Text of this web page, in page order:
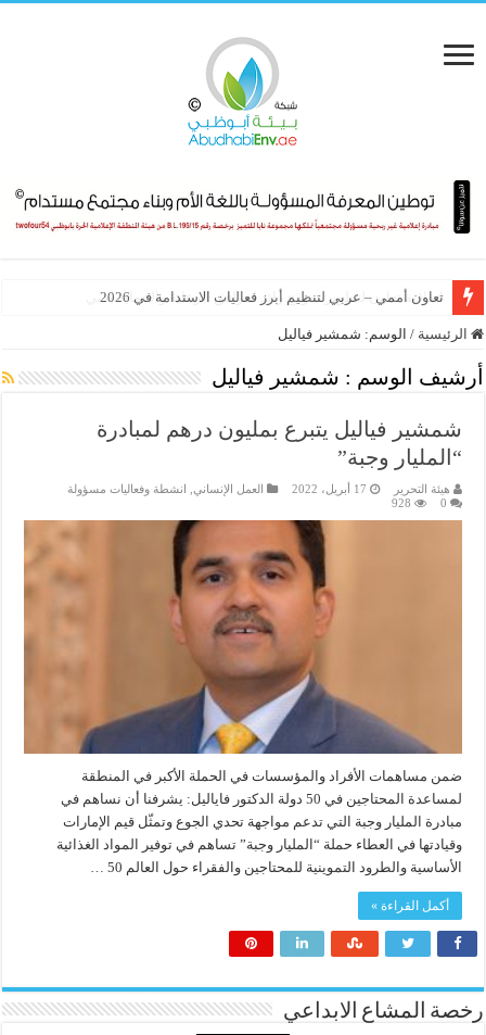
تعاون أممي – عربي لتنظيم أبرز فعاليات الاستدامة في 2026
الرئيسية / الوسم: شمشير فياليل
أرشيف الوسم : شمشير فياليل
شمشير فياليل يتبرع بمليون درهم لمبادرة
“المليار وجبة”
هيئة التحرير 17 أبريل، 2022 العمل الإنساني
انشطة وفعاليات مسؤولة
0
928
ضمن مساهمات الأفراد والمؤسسات في الحملة الأكبر في المنطقة
لمساعدة المحتاجين في 50 دولة الدكتور فاياليل: يشرفنا أن نساهم في
مبادرة المليار وجبة التي تدعم مواجهة تحدي الجوع وتمثّل قيم الإمارات
وقيادتها في العطاء حملة “المليار وجبة” تساهم في توفير المواد الغذائية
الأساسية والطرود التموينية للمحتاجين والفقراء حول العالم 50 …
أكمل القراءة »
رخصة المشاع الابداعي